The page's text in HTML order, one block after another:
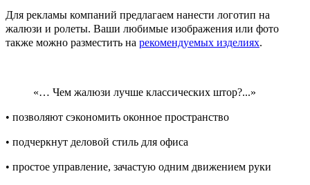
Для рекламы компаний предлагаем нанести логотип на
жалюзи и ролеты. Ваши любимые изображения или фото
также можно разместить на рекомендуемых изделиях.
«… Чем жалюзи лучше классических штор?...»
• позволяют сэкономить оконное пространство
• подчеркнут деловой стиль для офиса
• простое управление, зачастую одним движением руки